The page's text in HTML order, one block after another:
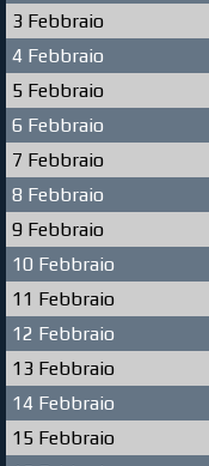
3 Febbraio
4 Febbraio
5 Febbraio
6 Febbraio
7 Febbraio
8 Febbraio
9 Febbraio
10 Febbraio
11 Febbraio
12 Febbraio
13 Febbraio
14 Febbraio
15 Febbraio